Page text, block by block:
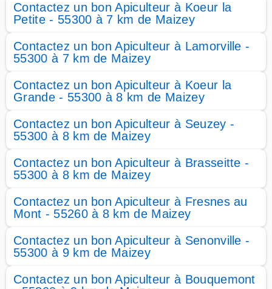
Contactez un bon Apiculteur à Koeur la
Petite - 55300 à 7 km de Maizey
Contactez un bon Apiculteur à Lamorville -
55300 à 7 km de Maizey
Contactez un bon Apiculteur à Koeur la
Grande - 55300 à 8 km de Maizey
Contactez un bon Apiculteur à Seuzey -
55300 à 8 km de Maizey
Contactez un bon Apiculteur à Brasseitte -
55300 à 8 km de Maizey
Contactez un bon Apiculteur à Fresnes au
Mont - 55260 à 8 km de Maizey
Contactez un bon Apiculteur à Senonville -
55300 à 9 km de Maizey
Contactez un bon Apiculteur à Bouquemont